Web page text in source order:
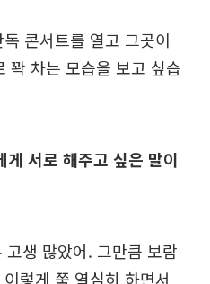
콘서트를 열고 그곳이
꽉 차는 모습을 보고 싶습
서로 해주고 싶은 말이
생 많았어. 그만큼 보람
렇게 쭉 열심히 하면서